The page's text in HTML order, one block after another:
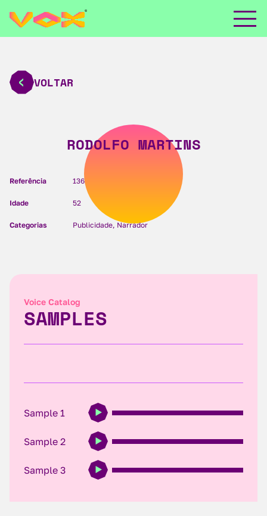
VOLTAR
RODOLFO MARTINS
Referência 136
Idade 52
Categorias Publicidade, Narrador
Voice Catalog
SAMPLES
Sample 1
Sample 2
Sample 3